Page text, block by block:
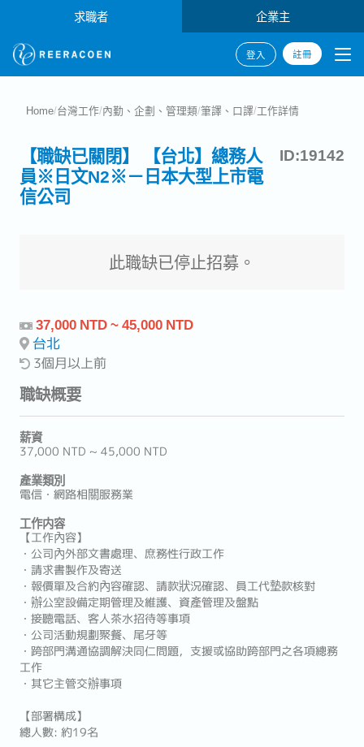
求職者 企業主
登入 註冊
Home/台灣工作/內勤、企劃、管理類/筆譯、口譯/工作詳情
【職缺已關閉】 【台北】總務人
員※日文N2※－日本大型上市電
信公司
ID:19142
此職缺已停止招募。
37,000 NTD ~ 45,000 NTD
台北
3個月以上前
職缺概要
薪資
37,000 NTD ~ 45,000 NTD
產業類別
電信・網路相關服務業
工作内容
【工作內容】
・公司內外部文書處理、庶務性行政工作
・請求書製作及寄送
・報價單及合約內容確認、請款狀況確認、員工代墊款核對
・辦公室設備定期管理及維護、資產管理及盤點
・接聽電話、客人茶水招待等事項
・公司活動規劃聚餐、尾牙等
・跨部門溝通協調解決同仁問題，支援或協助跨部門之各項總務
工作
・其它主管交辦事項
【部署構成】
總人數: 約19名